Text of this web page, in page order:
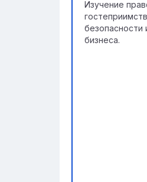
Изучение
безопасности
бизнеса.